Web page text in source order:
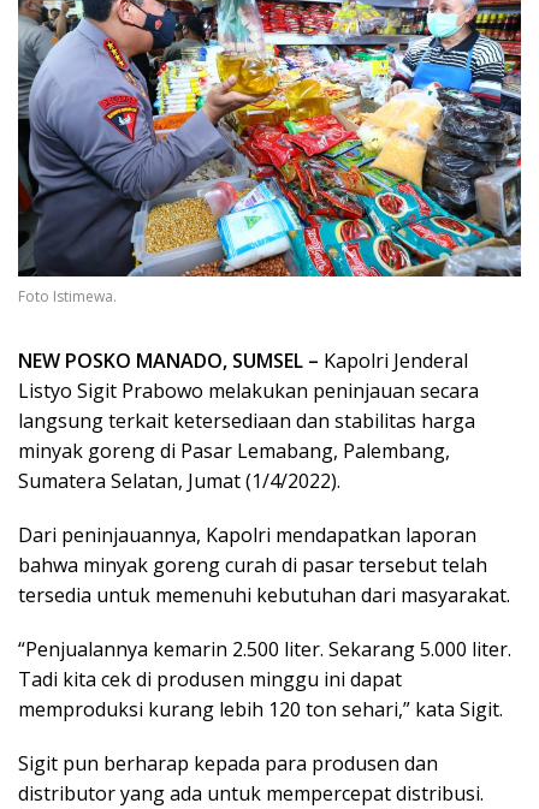
Foto Istimewa.
NEW POSKO MANADO, SUMSEL – Kapolri Jenderal
Listyo Sigit Prabowo melakukan peninjauan secara
langsung terkait ketersediaan dan stabilitas harga
minyak goreng di Pasar Lemabang, Palembang,
Sumatera Selatan, Jumat (1/4/2022).
Dari peninjauannya, Kapolri mendapatkan laporan
bahwa minyak goreng curah di pasar tersebut telah
tersedia untuk memenuhi kebutuhan dari masyarakat.
“Penjualannya kemarin 2.500 liter. Sekarang 5.000 liter.
Tadi kita cek di produsen minggu ini dapat
memproduksi kurang lebih 120 ton sehari,” kata Sigit.
Sigit pun berharap kepada para produsen dan
distributor yang ada untuk mempercepat distribusi.